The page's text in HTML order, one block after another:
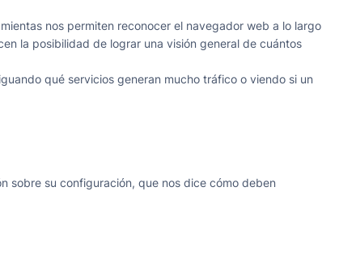
nos permiten reconocer el navegador web a lo largo
la posibilidad de lograr una visión general de cuántos
qué servicios generan mucho tráfico o viendo si un
sobre su configuración, que nos dice cómo deben